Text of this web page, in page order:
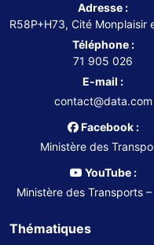
Adresse :
R58P+H73, Cité Monplaisir
Téléphone :
71 905 026
E-mail :
contact@data.com
Facebook :
Ministère des
YouTube :
Ministère des Transports –
Thématiques